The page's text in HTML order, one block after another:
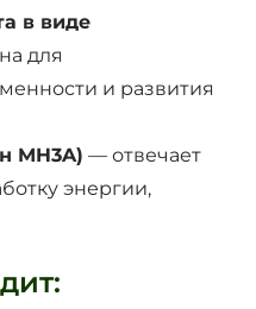
в виде
для
и развития
MH3A) — отвечает
энергии,